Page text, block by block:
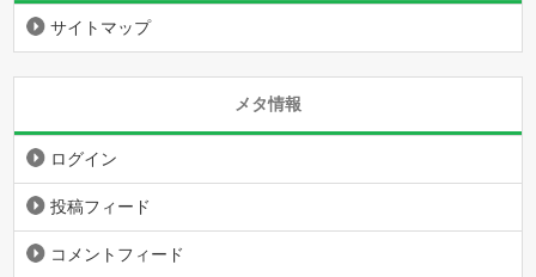
サイトマップ
メタ情報
ログイン
投稿フィード
コメントフィード